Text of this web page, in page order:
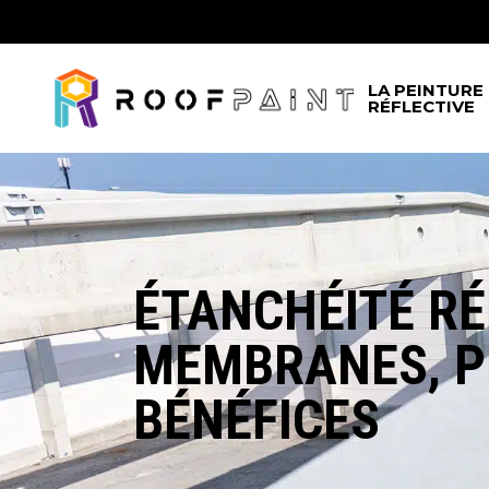
LA PEINTURE
RÉFLECTIVE
ÉTANCHÉITÉ
MEMBRANES,
BÉNÉFICES